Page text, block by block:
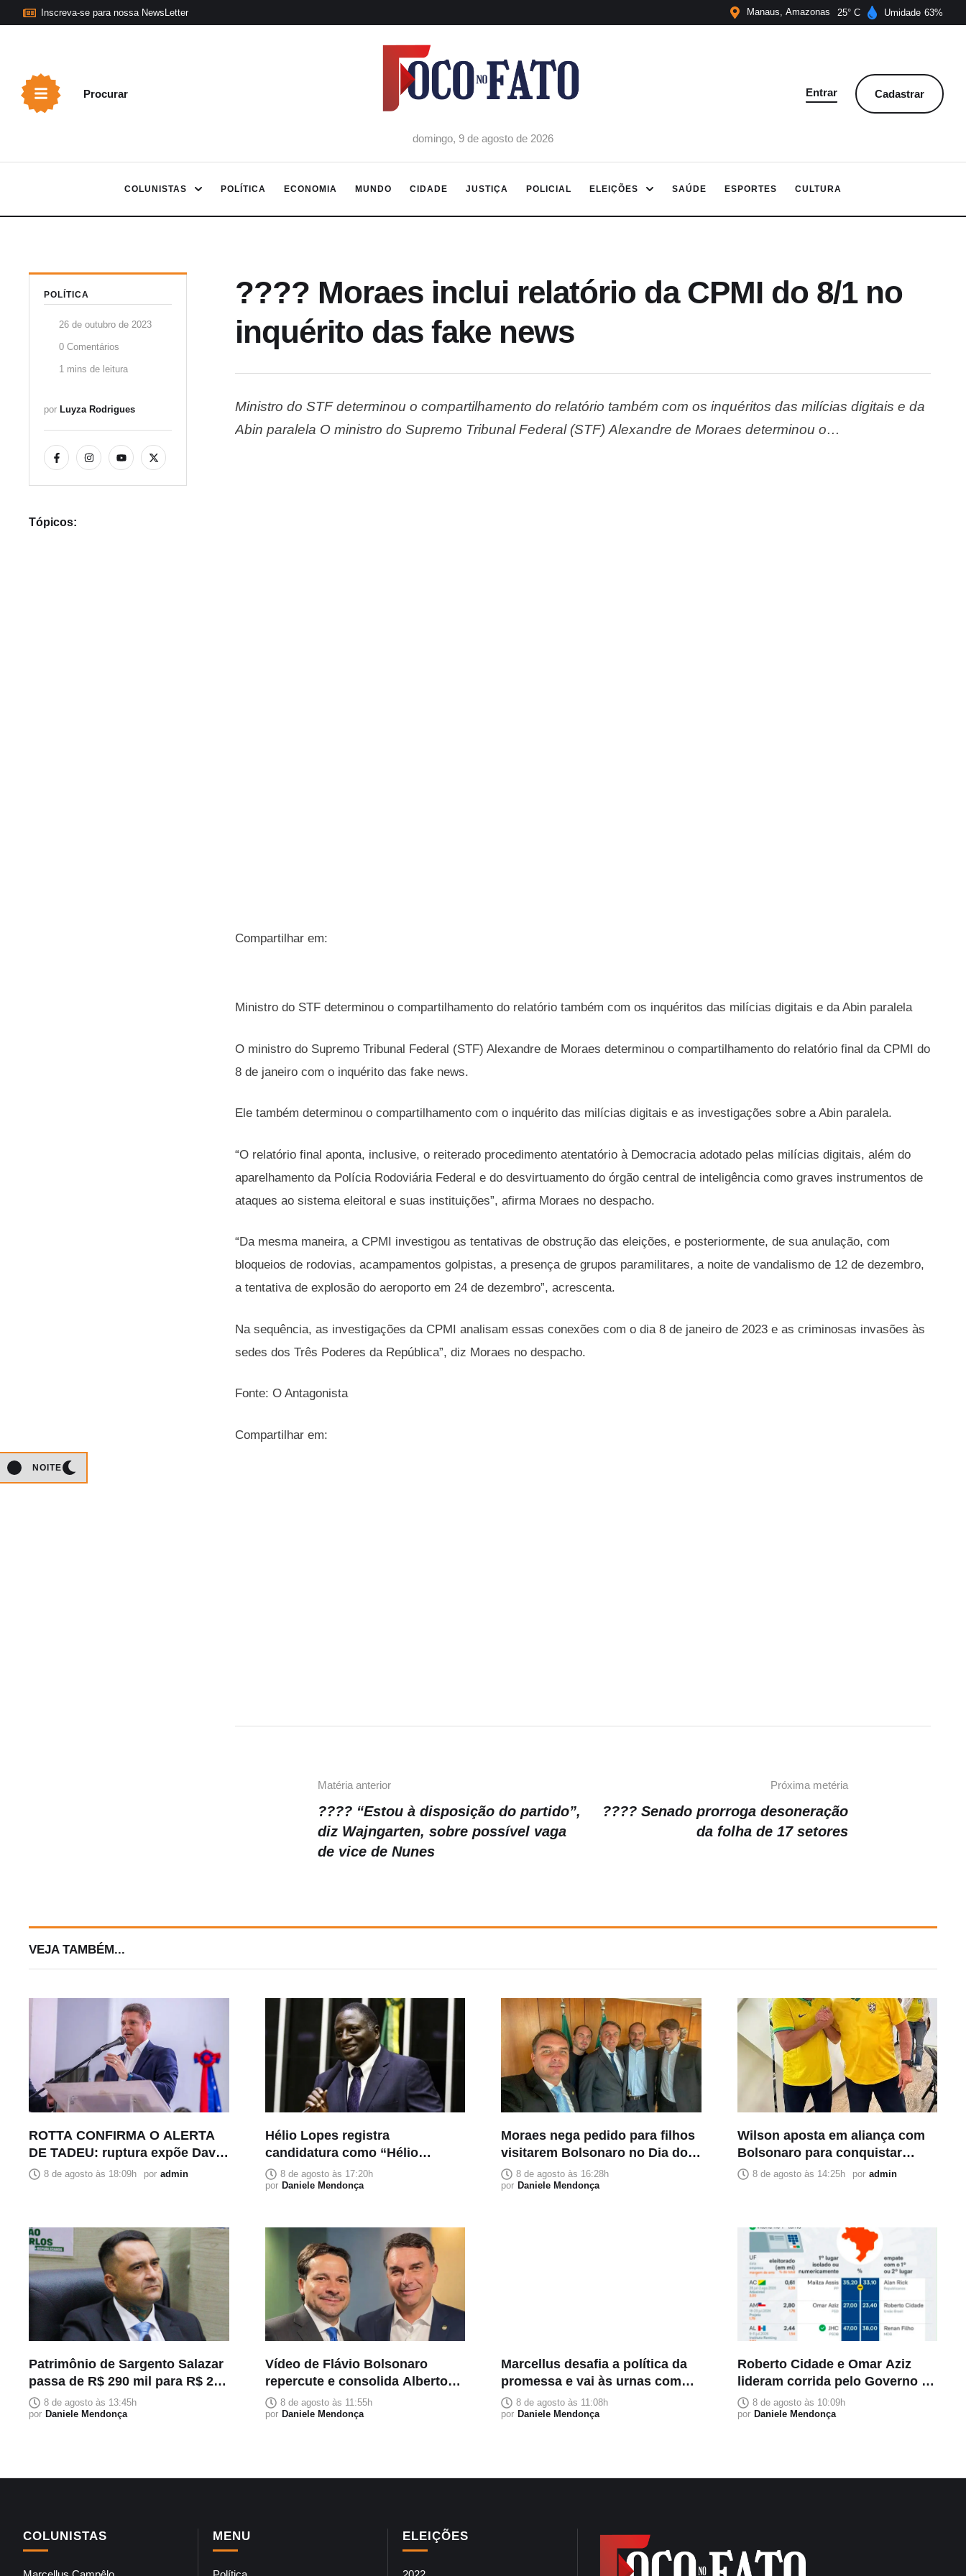
Inscreva-se para nossa NewsLetter Manaus Amazonas 25 Umidade 63
Procurar
domingo, 9 de agosto de 2026
Entrar Cadastrar
NOITE
COLUNISTAS POLÍTICA ECONOMIA MUNDO CIDADE JUSTIÇA POLICIAL ELEIÇÕES SAÚDE ESPORTES CULTURA
POLÍTICA
26 de outubro de 2023
0 Comentários
1 mins de leitura
por Luyza Rodrigues
Tópicos:
???? Moraes inclui relatório da CPMI do 8/1 no
inquérito das fake news
Ministro do STF determinou o compartilhamento do relatório também com os inquéritos das milícias digitais e da
Abin paralela O ministro do Supremo Tribunal Federal (STF) Alexandre de Moraes determinou o
Compartilhar em:
Ministro do STF determinou o compartilhamento do relatório também com os inquéritos das milícias digitais e da Abin paralela
O ministro do Supremo Tribunal Federal (STF) Alexandre de Moraes determinou o compartilhamento do relatório final da CPMI do
8 de janeiro com o inquérito das fake news.
Ele também determinou o compartilhamento com o inquérito das milícias digitais e as investigações sobre a Abin paralela.
“O relatório final aponta, inclusive, o reiterado procedimento atentatório à Democracia adotado pelas milícias digitais, além do
aparelhamento da Polícia Rodoviária Federal e do desvirtuamento do órgão central de inteligência como graves instrumentos de
ataques ao sistema eleitoral e suas instituições”, afirma Moraes no despacho.
“Da mesma maneira, a CPMI investigou as tentativas de obstrução das eleições, e posteriormente, de sua anulação, com
bloqueios de rodovias, acampamentos golpistas, a presença de grupos paramilitares, a noite de vandalismo de 12 de dezembro,
a tentativa de explosão do aeroporto em 24 de dezembro”, acrescenta.
Na sequência, as investigações da CPMI analisam essas conexões com o dia 8 de janeiro de 2023 e as criminosas invasões às
sedes dos Três Poderes da República”, diz Moraes no despacho.
Fonte: O Antagonista
Compartilhar em:
Matéria anterior
???? “Estou à disposição do partido”,
diz Wajngarten, sobre possível vaga
de vice de Nunes
Próxima metéria
???? Senado prorroga desoneração
da folha de 17 setores
VEJA TAMBÉM...
ROTTA CONFIRMA O ALERTA
DE TADEU: ruptura expõe David
Almeida pela voz de quem
8 de agosto às 18:09h por admin
Hélio Lopes registra
candidatura como “Hélio
Bolsonaro”
8 de agosto às 17:20h
por Daniele Mendonça
Moraes nega pedido para filhos
visitarem Bolsonaro no Dia dos
Pais8 de agosto às 16:28h
por Daniele Mendonça
Wilson aposta em aliança com
Bolsonaro para conquistar
segundo voto da direita na
8 de agosto às 14:25h por admin
Patrimônio de Sargento Salazar
passa de R$ 290 mil para R$ 2,2
milhões em cinco meses
8 de agosto às 13:45h
por Daniele Mendonça
Vídeo de Flávio Bolsonaro
repercute e consolida Alberto
Neto como candidato da direita
ao Senado no Amazonas
8 de agosto às 11:55h
por Daniele Mendonça
Marcellus desafia a política da
promessa e vai às urnas com
três palavras: trabalho,
execução e entrega
8 de agosto às 11:08h
por Daniele Mendonça
Roberto Cidade e Omar Aziz
lideram corrida pelo Governo do
Amazonas, aponta Poder360
8 de agosto às 10:09h
por Daniele Mendonça
COLUNISTAS MENU ELEIÇÕES